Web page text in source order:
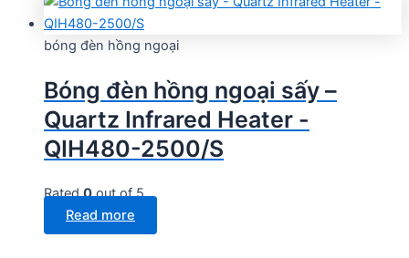
bóng đèn hồng ngoại
Bóng đèn hồng ngoại sấy –
Quartz Infrared Heater -
QIH480-2500/S
Rated0out of 5
Read more